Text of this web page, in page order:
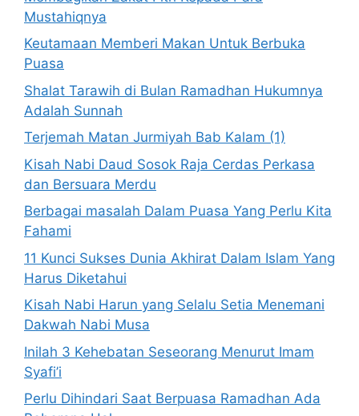
Mustahiqnya
Keutamaan Memberi Makan Untuk Berbuka
Puasa
Shalat Tarawih di Bulan Ramadhan Hukumnya
Adalah Sunnah
Terjemah Matan Jurmiyah Bab Kalam (1)
Kisah Nabi Daud Sosok Raja Cerdas Perkasa
dan Bersuara Merdu
Berbagai masalah Dalam Puasa Yang Perlu Kita
Fahami
11 Kunci Sukses Dunia Akhirat Dalam Islam Yang
Harus Diketahui
Kisah Nabi Harun yang Selalu Setia Menemani
Dakwah Nabi Musa
Inilah 3 Kehebatan Seseorang Menurut Imam
Syafi’i
Perlu Dihindari Saat Berpuasa Ramadhan Ada